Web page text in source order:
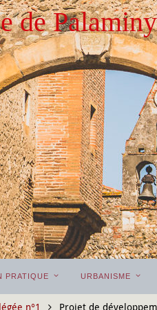
de Palaminy
PRATIQUE URBANISME
n°1 Projet de